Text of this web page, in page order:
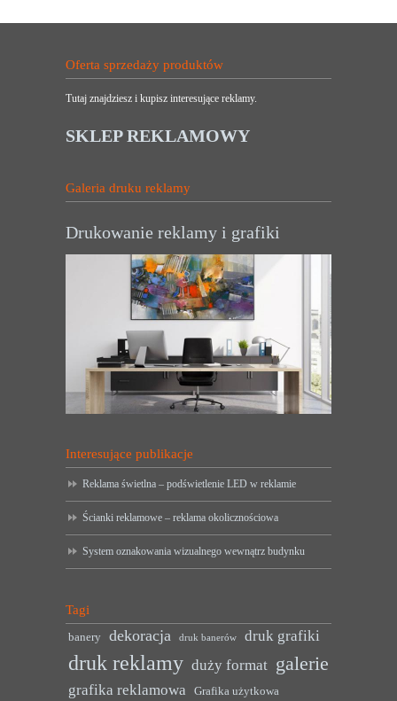
Oferta sprzedaży produktów
Tutaj znajdziesz i kupisz interesujące reklamy.
SKLEP REKLAMOWY
Galeria druku reklamy
Drukowanie reklamy i grafiki
Interesujące publikacje
Reklama świetlna – podświetlenie LED w reklamie
Ścianki reklamowe – reklama okolicznościowa
System oznakowania wizualnego wewnątrz budynku
Tagi
banery dekoracja druk banerów druk grafiki
druk reklamy duży format galerie
grafika reklamowa Grafika użytkowa